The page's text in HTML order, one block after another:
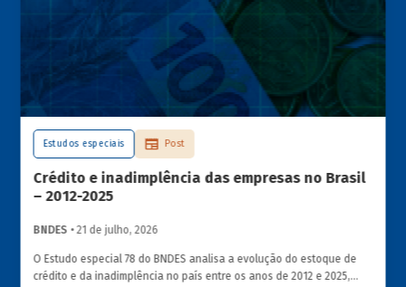
Estudos especiais Post
Crédito e inadimplência das empresas no Brasil
– 2012-2025
BNDES • 21 de julho, 2026
O Estudo especial 78 do BNDES analisa a evolução do estoque de
crédito e da inadimplência no país entre os anos de 2012 e 2025,